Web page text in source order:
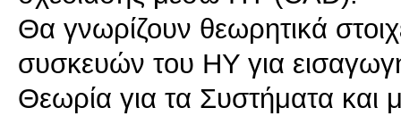
Θα γνωρίζουν θεωρητικά
συσκευών του ΗΥ για
Θεωρία για τα Συστήματα και